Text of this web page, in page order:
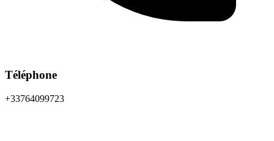
Téléphone
+33764099723